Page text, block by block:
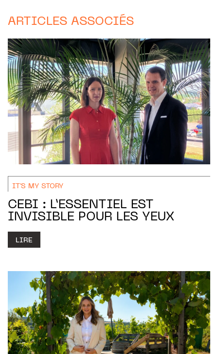
ARTICLES ASSOCIÉS
IT'S MY STORY
CEBI : L’ESSENTIEL EST
INVISIBLE POUR LES YEUX
LIRE